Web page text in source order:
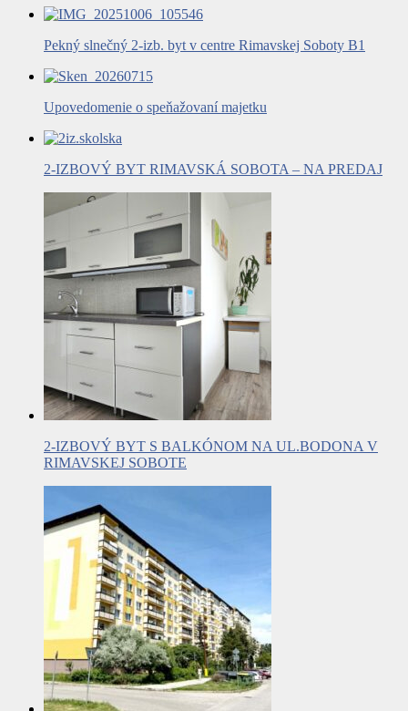
Pekný slnečný 2-izb. byt v centre Rimavskej Soboty B1
Upovedomenie o speňažovaní majetku
2-IZBOVÝ BYT RIMAVSKÁ SOBOTA – NA PREDAJ
2-IZBOVÝ BYT S BALKÓNOM NA UL.BODONA V
RIMAVSKEJ SOBOTE